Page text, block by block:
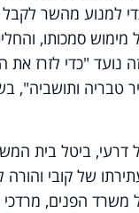
למנוע מהשר
מימוש סמכותו,
נועד "כדי לזרז את
טבריה ותושביה",
דרעי, ביטל בית
של קובי
משרד הפנים,